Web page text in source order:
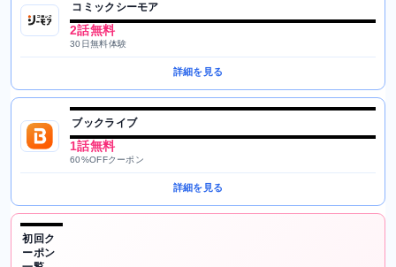
コミックシーモア
2話無料
30日無料体験
詳細を見る
ブックライブ
1話無料
60%OFFクーポン
詳細を見る
初回ク
ーポン